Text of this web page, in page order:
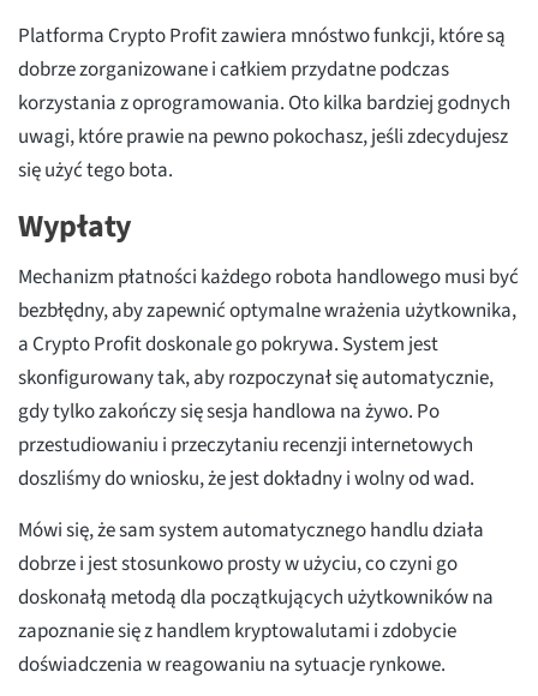
Platforma Crypto Profit zawiera mnóstwo funkcji, które są
dobrze zorganizowane i całkiem przydatne podczas
korzystania z oprogramowania. Oto kilka bardziej godnych
uwagi, które prawie na pewno pokochasz, jeśli zdecydujesz
się użyć tego bota.
Wypłaty
Mechanizm płatności każdego robota handlowego musi być
bezbłędny, aby zapewnić optymalne wrażenia użytkownika,
a Crypto Profit doskonale go pokrywa. System jest
skonfigurowany tak, aby rozpoczynał się automatycznie,
gdy tylko zakończy się sesja handlowa na żywo. Po
przestudiowaniu i przeczytaniu recenzji internetowych
doszliśmy do wniosku, że jest dokładny i wolny od wad.
Mówi się, że sam system automatycznego handlu działa
dobrze i jest stosunkowo prosty w użyciu, co czyni go
doskonałą metodą dla początkujących użytkowników na
zapoznanie się z handlem kryptowalutami i zdobycie
doświadczenia w reagowaniu na sytuacje rynkowe.